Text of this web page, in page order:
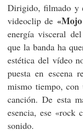
Dirigido, filmado y
videoclip de
energía visceral
que la banda ha
estética del vídeo
puesta en escena
mismo tiempo,
canción. De esta
esencia, ese «rock
sonido.